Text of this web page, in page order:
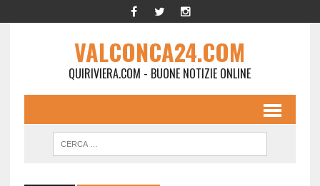
VALCONCA24.COM
QUIRIVIERA.COM - BUONE NOTIZIE ONLINE